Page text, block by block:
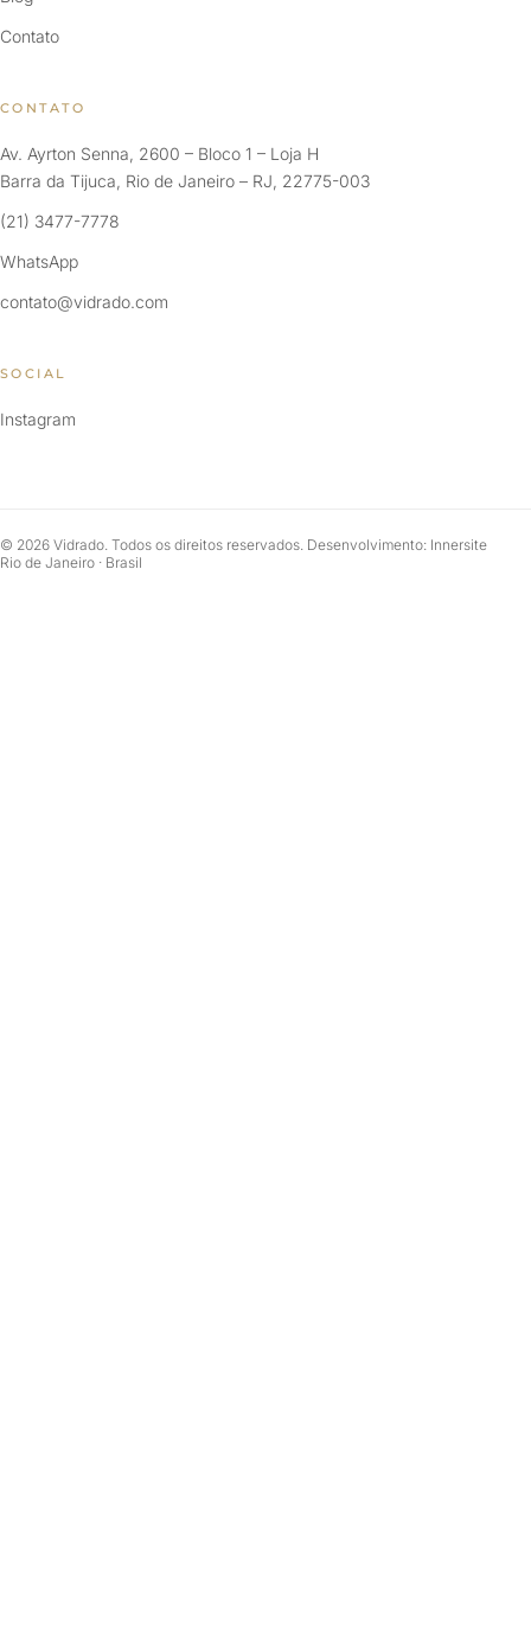
Contato
CONTATO
Av. Ayrton Senna, 2600 – Bloco 1 – Loja H
Barra da Tijuca, Rio de Janeiro – RJ, 22775-003
(21) 3477-7778
WhatsApp
contato@vidrado.com
SOCIAL
Instagram
© 2026 Vidrado. Todos os direitos reservados. Desenvolvimento: Innersite
Rio de Janeiro · Brasil